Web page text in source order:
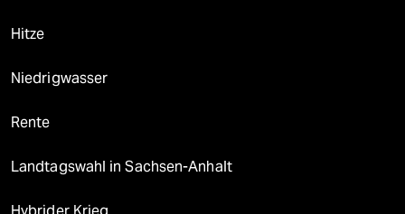
Hitze
Niedrigwasser
Rente
Landtagswahl in Sachsen-Anhalt